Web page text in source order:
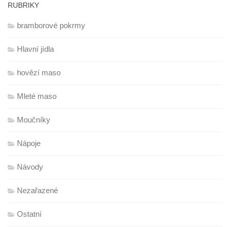
RUBRIKY
bramborové pokrmy
Hlavní jídla
hovězí maso
Mleté maso
Moučníky
Nápoje
Návody
Nezařazené
Ostatní